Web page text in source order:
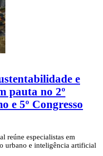
e
pauta no 2º
e 5º Congresso
reúne especialistas em
urbano e inteligência artificial